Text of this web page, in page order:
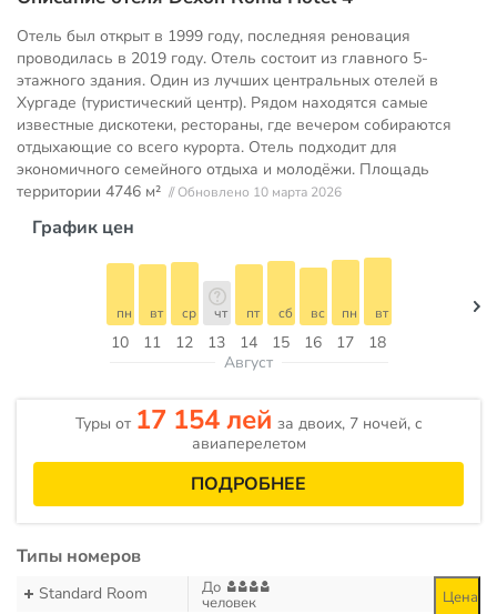
Отель был открыт в 1999 году, последняя реновация
проводилась в 2019 году. Отель состоит из главного 5-
этажного здания. Один из лучших центральных отелей в
Хургаде (туристический центр). Рядом находятся самые
известные дискотеки, рестораны, где вечером собираются
отдыхающие со всего курорта. Отель подходит для
экономичного семейного отдыха и молодёжи. Площадь
территории 4746 м² // Обновлено 10 марта 2026
График цен
10
пн
11
вт
12
ср
13
чт
14
пт
15
сб
16
вс
17
пн
18
вт
Август
Туры от 17 154 лей за двоих, 7 ночей, c
авиаперелетом
ПОДРОБНЕЕ
Типы номеров
Standard Room До
человек Цена